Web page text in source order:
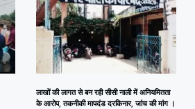
लाखों की लागत से बन रही सीसी नाली में अनियमितता
के आरोप, तकनीकी मापदंड दरकिनार, जांच की मांग ।